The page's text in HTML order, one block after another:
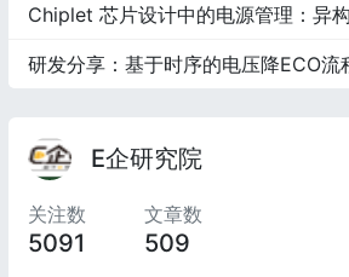
Chiplet 芯片设计中的电源管理：异
研发分享：基于时序的电压降ECO流
E企研究院
关注数
5091
文章数
509